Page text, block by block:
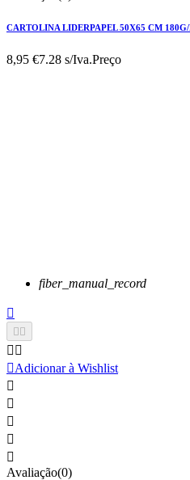
CARTOLINA LIDERPAPEL 50X65 CM
8,95 €7.28 s/Iva.Preço
fiber_manual_record


 
Adicionar à Wishlist





Avaliação(0)